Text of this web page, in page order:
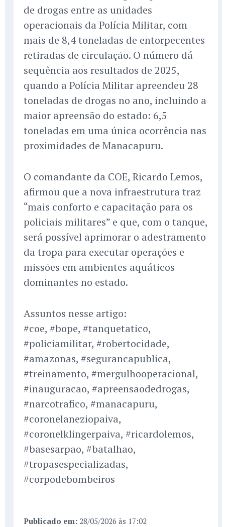
de drogas entre as unidades
operacionais da Polícia Militar, com
mais de 8,4 toneladas de entorpecentes
retiradas de circulação. O número dá
sequência aos resultados de 2025,
quando a Polícia Militar apreendeu 28
toneladas de drogas no ano, incluindo a
maior apreensão do estado: 6,5
toneladas em uma única ocorrência nas
proximidades de Manacapuru.
O comandante da COE, Ricardo Lemos,
afirmou que a nova infraestrutura traz
“mais conforto e capacitação para os
policiais militares” e que, com o tanque,
será possível aprimorar o adestramento
da tropa para executar operações e
missões em ambientes aquáticos
dominantes no estado.
Assuntos nesse artigo:
#coe, #bope, #tanquetatico,
#policiamilitar, #robertocidade,
#amazonas, #segurancapublica,
#treinamento, #mergulhooperacional,
#inauguracao, #apreensaodedrogas,
#narcotrafico, #manacapuru,
#coronelaneziopaiva,
#coronelklingerpaiva, #ricardolemos,
#basesarpao, #batalhao,
#tropasespecializadas,
#corpodebombeiros
Publicado em: 28/05/2026 às 17:02